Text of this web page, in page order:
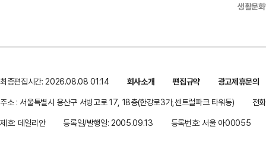
생활문
최종편집시간: 2026.08.08 01:14 회사소개 편집규약
광고제휴문의
주소 : 서울특별시 용산구 서빙고로 17, 18층(한강로3가,센트럴파크 타워동)
전
제호: 데일리안
등록일/발행일: 2005.09.13 등록번호: 서울 아00055